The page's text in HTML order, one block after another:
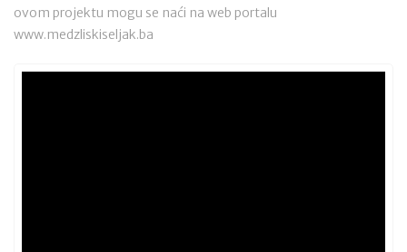
ovom projektu mogu se naći na web portalu
www.medzliskiseljak.ba